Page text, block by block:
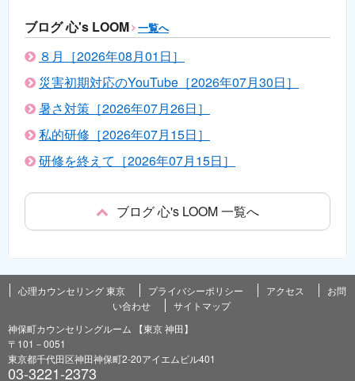
ブログ 心's LOOM 一覧へ
８月［2026年08月01日］
災害初期対応のYouTube［2026年07月30日］
暑さ対策［2026年07月26日］
私的研修［2026年07月15日］
研修を終えて［2026年07月15日］
ブログ 心's LOOM 一覧へ
心理カウンセリング 東京 プライバシーポリシー アクセス
お問
い合わせ
サイトマップ
神保町カウンセリングルーム 【東京 神田】
〒101－0051
東京都千代田区神田神保町2-20アイエムビル401
03-3221-2373